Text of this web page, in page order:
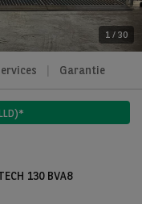
1 / 30
Garantie
130 BVA8